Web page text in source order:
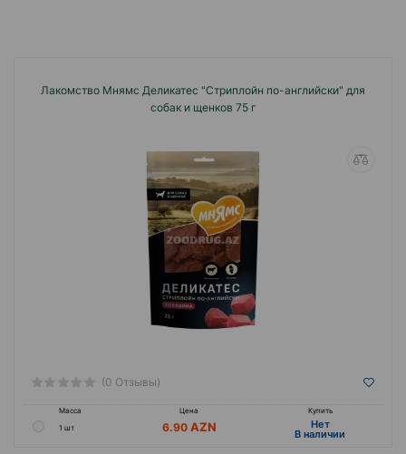
Лакомство Мнямс Деликатес "Стриплойн по-английски" для
собак и щенков 75 г
(0 Отзывы)
Масса Цена
Купить
1 шт
6.90 Hет
B наличии